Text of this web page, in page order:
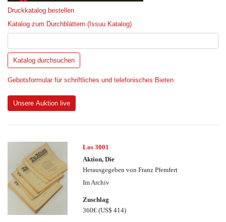
Druckkatalog bestellen
Katalog zum Durchblättern (Issuu Katalog)
Gebotsformular für schriftliches und telefonisches Bieten
Unsere Auktion live
Los 3001
Aktion, Die
Herausgegeben von Franz Pfemfert
Im Archiv
Zuschlag
360€(US$ 414)